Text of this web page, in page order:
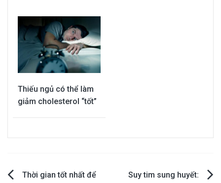
Thiếu ngủ có thể làm
giảm cholesterol “tốt”
PostThời gian tốt nhất để
Suy tim sung huyết: